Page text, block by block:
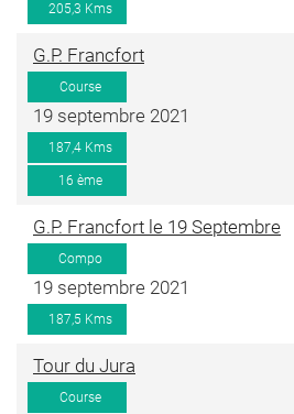
205,3 Kms
G.P. Francfort
Course
19 septembre 2021
187,4 Kms
16 ème
G.P. Francfort le 19 Septembre
Compo
19 septembre 2021
187,5 Kms
Tour du Jura
Course